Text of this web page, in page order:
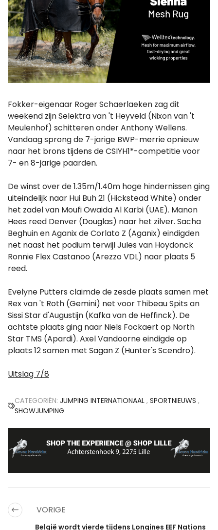
Fokker-eigenaar Roger Schaerlaeken zag dit
weekend zijn Selektra van 't Heyveld (Nixon van 't
Meulenhof) schitteren onder Anthony Wellens.
Vandaag sprong de 7-jarige BWP-merrie opnieuw
naar het brons tijdens de CSIYH1*-competitie voor
7- en 8-jarige paarden.
De winst over de 1.35m/1.40m hoge hindernissen ging
uiteindelijk naar Hui Buh 21 (Hickstead White) onder
het zadel van Moufi Owaida Al Karbi (UAE). Manon
Hees reed Denver (Douglas) naar het zilver. Sacha
Beghuin en Aganix de Corlato Z (Aganix) eindigden
net naast het podium terwijl Jules van Hoydonck
Ronnie Flex Castanoo (Arezzo VDL) naar plaats 5
reed.
Evelyne Putters claimde de zesde plaats samen met
Rex van 't Roth (Gemini) net voor Thibeau Spits an
Sissi Star d'Augustijn (Kafka van de Heffinck). De
achtste plaats ging naar Niels Fockaert op North
Star TMS (Apardi). Axel Vandoorne eindigde op
plaats 12 samen met Sagan Z (Hunter's Scendro).
Uitslag 7/8
CATEGORIËN: JUMPING INTERNATIONAAL , SPORTNIEUWS ,
SHOWJUMPING
VORIGE
België wordt vierde tijdens Longines EEF Nations